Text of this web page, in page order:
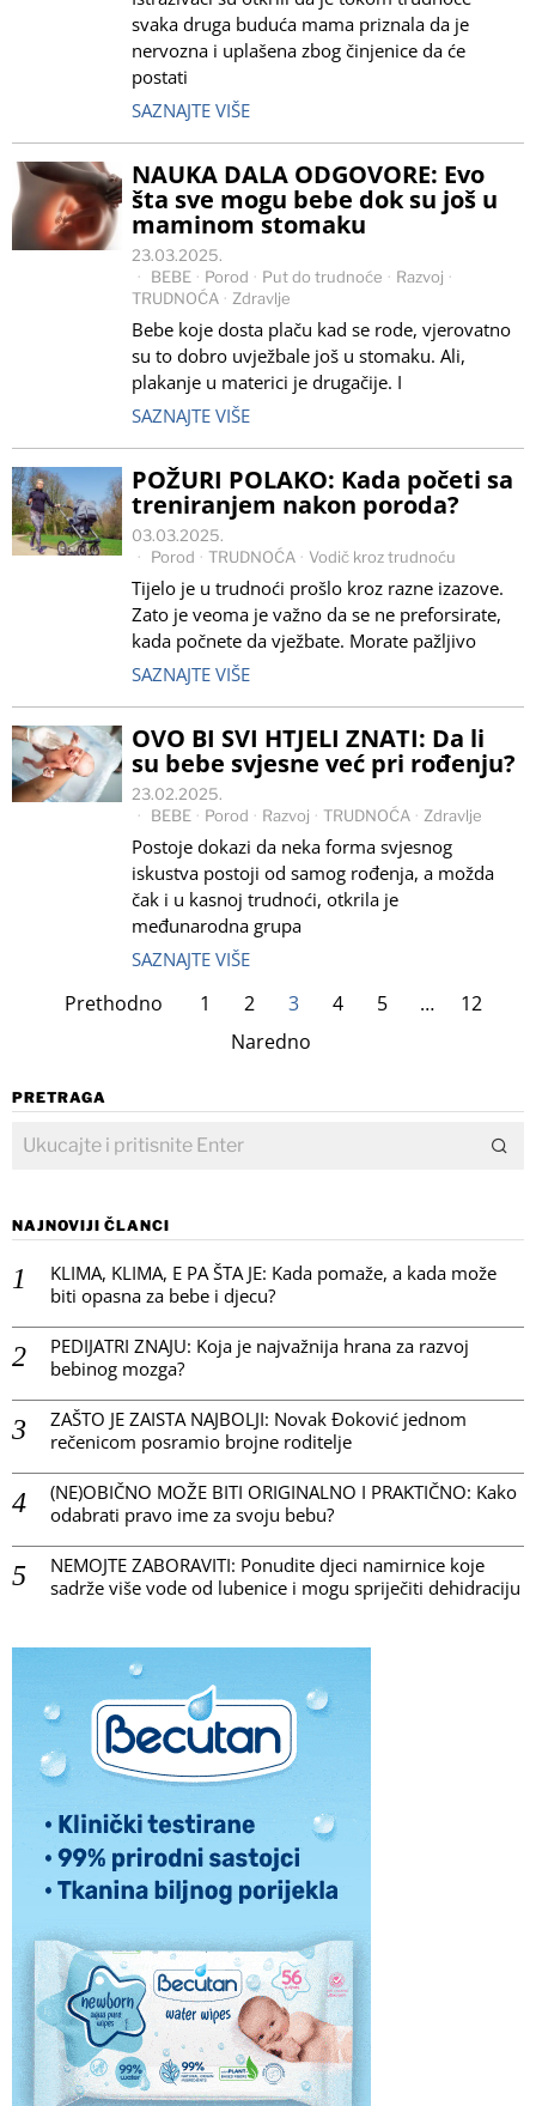
svaka druga buduća mama priznala da je
nervozna i uplašena zbog činjenice da će
postati
SAZNAJTE VIŠE
NAUKA DALA ODGOVORE: Evo
šta sve mogu bebe dok su još u
maminom stomaku
23.03.2025.
BEBE · Porod · Put do trudnoće · Razvoj ·
TRUDNOĆA · Zdravlje
Bebe koje dosta plaču kad se rode, vjerovatno
su to dobro uvježbale još u stomaku. Ali,
plakanje u materici je drugačije. I
SAZNAJTE VIŠE
POŽURI POLAKO: Kada početi sa
treniranjem nakon poroda?
03.03.2025.
Porod · TRUDNOĆA · Vodič kroz trudnoću
Tijelo je u trudnoći prošlo kroz razne izazove.
Zato je veoma je važno da se ne preforsirate,
kada počnete da vježbate. Morate pažljivo
SAZNAJTE VIŠE
OVO BI SVI HTJELI ZNATI: Da li
su bebe svjesne već pri rođenju?
23.02.2025.
BEBE · Porod · Razvoj · TRUDNOĆA · Zdravlje
Postoje dokazi da neka forma svjesnog
iskustva postoji od samog rođenja, a možda
čak i u kasnoj trudnoći, otkrila je
međunarodna grupa
SAZNAJTE VIŠE
Prethodno 1 2 3 4 5 …
12
Naredno
PRETRAGA
NAJNOVIJI ČLANCI
KLIMA, KLIMA, E PA ŠTA JE: Kada pomaže, a kada može
biti opasna za bebe i djecu?
PEDIJATRI ZNAJU: Koja je najvažnija hrana za razvoj
bebinog mozga?
ZAŠTO JE ZAISTA NAJBOLJI: Novak Đoković jednom
rečenicom posramio brojne roditelje
(NE)OBIČNO MOŽE BITI ORIGINALNO I PRAKTIČNO: Kako
odabrati pravo ime za svoju bebu?
NEMOJTE ZABORAVITI: Ponudite djeci namirnice koje
sadrže više vode od lubenice i mogu spriječiti dehidraciju